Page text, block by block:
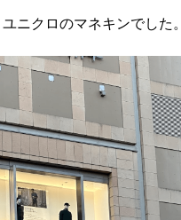
ニクロのマネキンでした。